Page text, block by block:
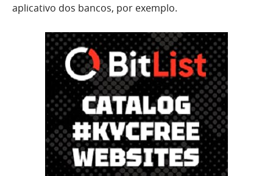
aplicativo dos bancos, por exemplo.